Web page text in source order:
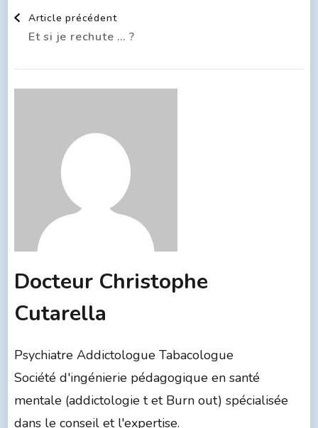
Article précédent
Et si je rechute … ?
Docteur Christophe
Cutarella
Psychiatre Addictologue Tabacologue
Société d'ingénierie pédagogique en santé
mentale (addictologie t et Burn out) spécialisée
dans le conseil et l'expertise.